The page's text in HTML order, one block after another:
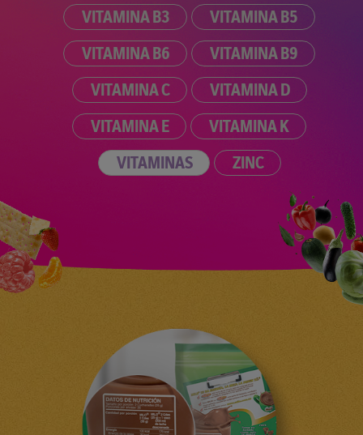
VITAMINA B3
VITAMINA B5
VITAMINA B6
VITAMINA B9
VITAMINA C
VITAMINA D
VITAMINA E
VITAMINA K
VITAMINAS
ZINC